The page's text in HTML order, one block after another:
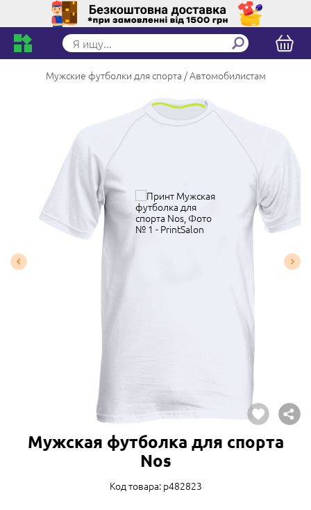
Мужские футболки для спорта Автомобилистам
Мужская футболка для спорта
Nos
Код товара: p482823